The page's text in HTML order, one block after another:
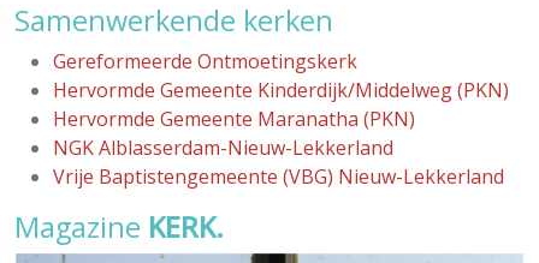
Samenwerkende kerken
Gereformeerde Ontmoetingskerk
Hervormde Gemeente Kinderdijk/Middelweg (PKN)
Hervormde Gemeente Maranatha (PKN)
NGK Alblasserdam-Nieuw-Lekkerland
Vrije Baptistengemeente (VBG) Nieuw-Lekkerland
Magazine KERK.